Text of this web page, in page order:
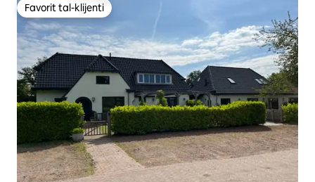
Favorit tal-klijenti
Favorit tal-klijenti